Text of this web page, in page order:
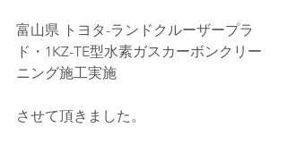
富山県 トヨタ-ランドクルーザープラ
ド・1KZ-TE型水素ガスカーボンクリー
ニング施工実施
させて頂きました。